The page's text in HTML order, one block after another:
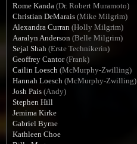
Rome Kanda (Dr. Robert Muramoto)
Christian DeMarais (Mike Milgrim)
Alexandra Curran (Holly Milgrim)
Aaralyn Anderson (Belle Milgrim)
Sejal Shah (Erste Technikerin)
Geoffrey Cantor(Frank)
Cailin Loesch (McMurphy-Zwilling)
Hannah Loesch (McMurphy-Zwilling)
Josh Pais (Andy)
Stephen Hill
Jemima Kirke
Gabriel Byrne
Kathleen Choe